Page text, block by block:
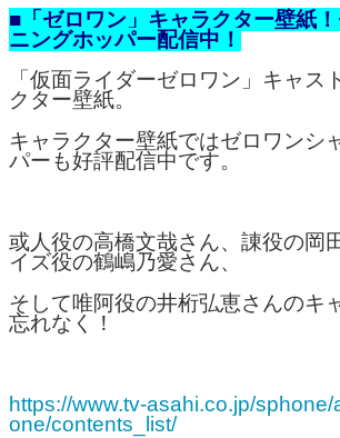
■「ゼロワン」キャラクター壁紙
ニングホッパー配信中！
「仮面ライダーゼロワン」キャス
クター壁紙。
キャラクター壁紙ではゼロワンシ
パーも好評配信中です。
或人役の高橋文哉さん、諌役の岡
イズ役の鶴嶋乃愛さん、
そして唯阿役の井桁弘恵さんのキ
忘れなく！
https://www.tv-asahi.co.jp/
one/contents_list/